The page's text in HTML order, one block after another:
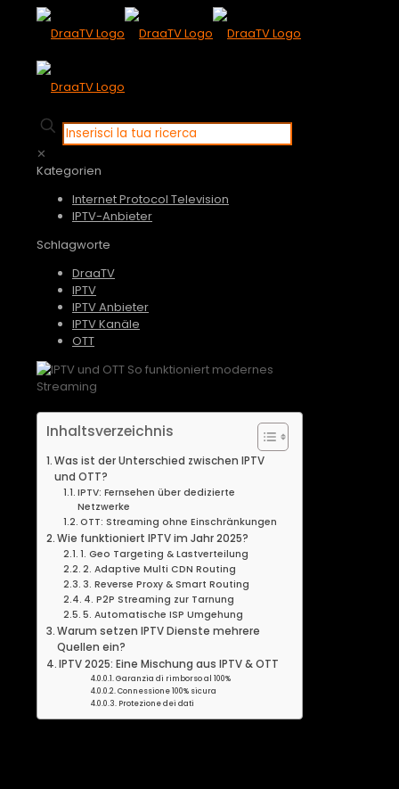
✕
Kategorien
Internet Protocol Television
IPTV-Anbieter
Schlagworte
DraaTV
IPTV
IPTV Anbieter
IPTV Kanäle
OTT
Inhaltsverzeichnis
Was ist der Unterschied zwischen IPTV
und OTT?
IPTV: Fernsehen über dedizierte
Netzwerke
OTT: Streaming ohne Einschränkungen
Wie funktioniert IPTV im Jahr 2025?
1. Geo Targeting & Lastverteilung
2. Adaptive Multi CDN Routing
3. Reverse Proxy & Smart Routing
4. P2P Streaming zur Tarnung
5. Automatische ISP Umgehung
Warum setzen IPTV Dienste mehrere
Quellen ein?
IPTV 2025: Eine Mischung aus IPTV & OTT
Garanzia di rimborso al 100%
Connessione 100% sicura
Protezione dei dati